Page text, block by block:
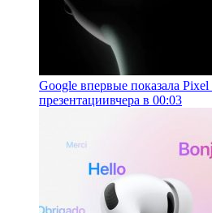
Google впервые показала Pixel
презентациивчера в 00:03